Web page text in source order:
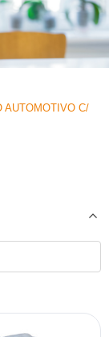
AUTOMOTIVO C/